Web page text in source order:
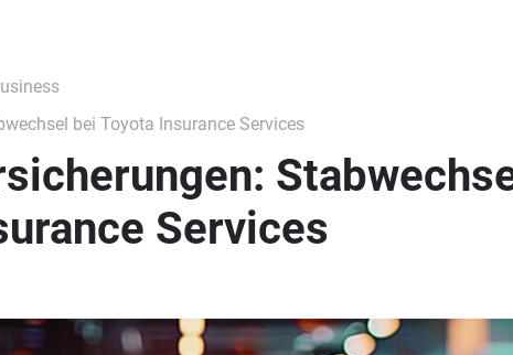
bei Toyota Insurance Services
Services